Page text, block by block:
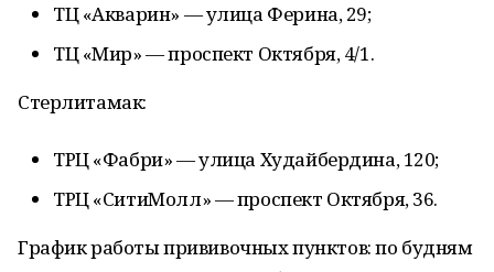
ТЦ «Акварин» — улица Ферина, 29;
ТЦ «Мир» — проспект Октября, 4/1.
Стерлитамак:
ТРЦ «Фабри» — улица Худайбердина, 120;
ТРЦ «СитиМолл» — проспект Октября, 36.
График работы прививочных пунктов: по будням